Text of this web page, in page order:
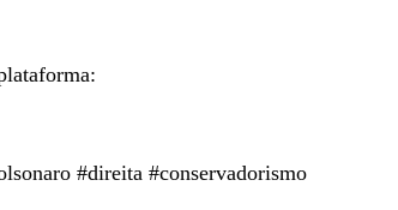
#direita #conservadorismo